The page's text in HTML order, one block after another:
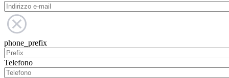
phone_prefix
Telefono